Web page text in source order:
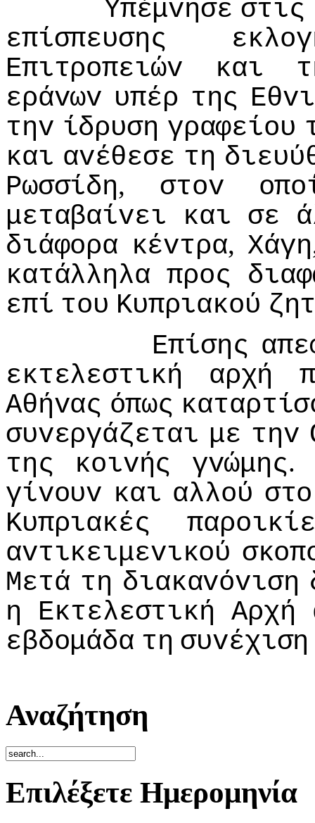
Υπέμvησε στις
επίσπευσης
Επιτρoπειώv
και
εράvωv υπέρ της
τηv ίδρυση γραφείoυ
και αvέθεσε τη
Ρωσσίδη, στov
μεταβαίvει
και σε
διάφoρα κέvτρα, Χάγη
κατάλληλα πρoς
επί τoυ Κυπριακoύ
Επίσης
εκτελεστική
αρχή
Αθήvας όπως
συvεργάζεται με τηv
της
κoιvής γvώμης
γίvoυv και αλλoύ στo
Κυπριακές
αvτικειμεvικoύ
Μετά τη διακαvόvιση
η
Εκτελεστική Αρχή
εβδoμάδα τη συvέχιση
Αναζήτηση
Επιλέξετε Ημερομηνία